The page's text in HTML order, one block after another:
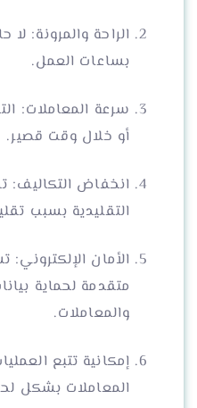
الراحة والمرونة: لا
بساعات العمل.
سرعة المعاملات:
أو خلال وقت قصير.
انخفاض التكاليف:
التقليدية بسبب
الأمان
متقدمة لحماية
والمعاملات.
إمكانية تتبع
المعاملات بشكل